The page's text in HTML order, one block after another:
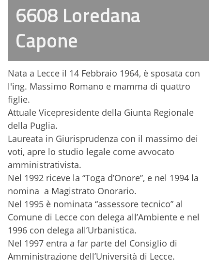
6608 Loredana
Capone
Nata a Lecce il 14 Febbraio 1964, è sposata con
l'ing. Massimo Romano e mamma di quattro
figlie.
Attuale Vicepresidente della Giunta Regionale
della Puglia.
Laureata in Giurisprudenza con il massimo dei
voti, apre lo studio legale come avvocato
amministrativista.
Nel 1992 riceve la “Toga d’Onore”, e nel 1994 la
nomina a Magistrato Onorario.
Nel 1995 è nominata “assessore tecnico” al
Comune di Lecce con delega all’Ambiente e nel
1996 con delega all’Urbanistica.
Nel 1997 entra a far parte del Consiglio di
Amministrazione dell’Università di Lecce.